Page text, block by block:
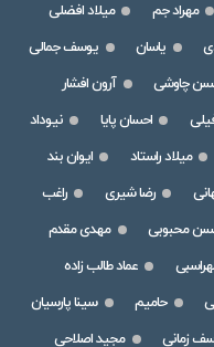
مهراد جم
میلاد افضلی
یاسان
یوسف جمالی
چاوشی
آرون افشار
احسان پایا
نیوداد
میلاد راستاد
ایوان بند
رضا شیری
راغب
محبوبی
مهدی مقدم
عماد طالب زاده
حامیم
سینا پارسیان
زمانی
مجید اصلاحی